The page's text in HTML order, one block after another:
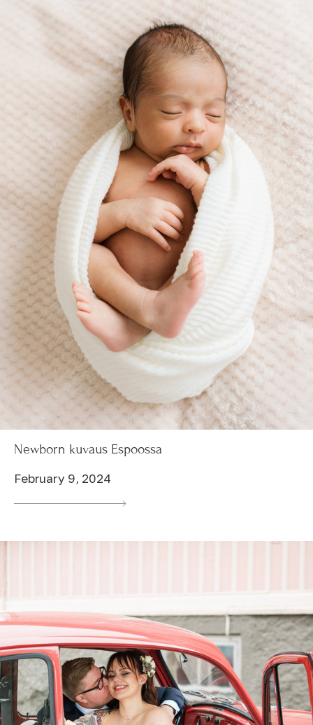
Newborn kuvaus Espoossa
February 9, 2024